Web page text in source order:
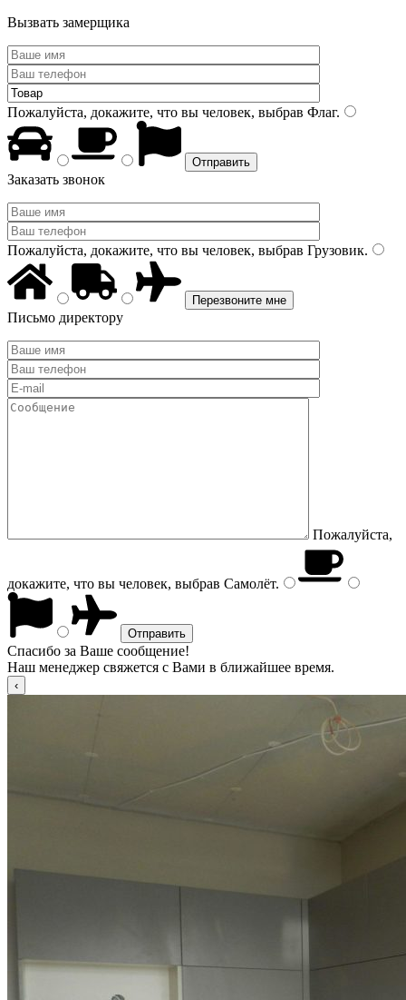
Вызвать замерщика
Пожалуйста, докажите, что вы человек, выбрав Флаг.
Заказать звонок
Пожалуйста, докажите, что вы человек, выбрав Грузовик.
Письмо директору
Пожалуйста,
докажите, что вы человек, выбрав Самолёт.
Спасибо за Ваше сообщение!
Наш менеджер свяжется с Вами в ближайшее время.